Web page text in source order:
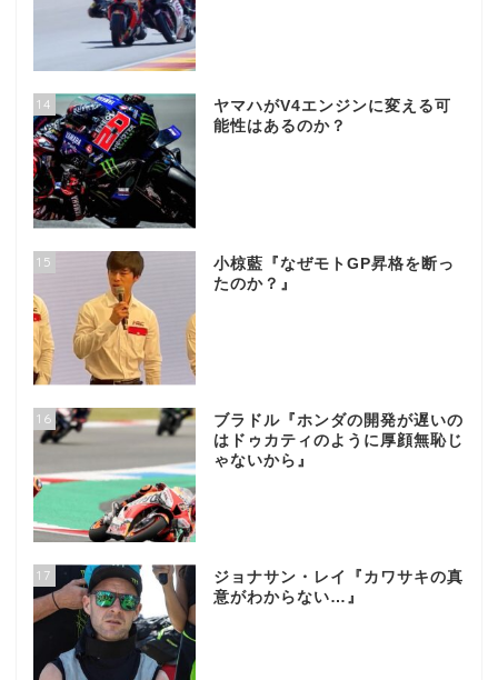
14
ヤマハがV4エンジンに変える可
能性はあるのか？
15
小椋藍『なぜモトGP昇格を断っ
たのか？』
16
ブラドル『ホンダの開発が遅いの
はドゥカティのように厚顔無恥じ
ゃないから』
17
ジョナサン・レイ『カワサキの真
意がわからない…』